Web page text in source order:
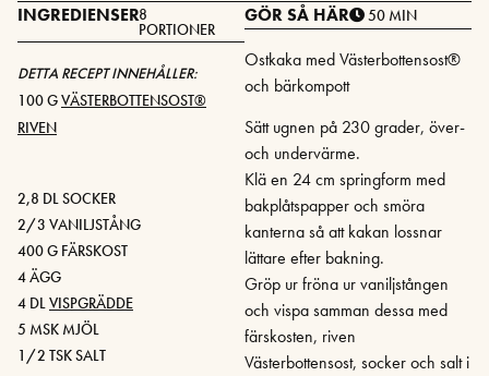
INGREDIENSER8
PORTIONER
DETTA RECEPT INNEHÅLLER:
100 GVÄSTERBOTTENSOST®
RIVEN
2,8 DL SOCKER
2/3 VANILJSTÅNG
400 G FÄRSKOST
4 ÄGG
4 DLVISPGRÄDDE
5 MSK MJÖL
1/2 TSK SALT
GÖR SÅ HÄR 50 MIN
Ostkaka med Västerbottensost®
och bärkompott
Sätt ugnen på 230 grader, över-
och undervärme.
Klä en 24 cm springform med
bakplåtspapper och smöra
kanterna så att kakan lossnar
lättare efter bakning.
Gröp ur fröna ur vaniljstången
och vispa samman dessa med
färskosten, riven
Västerbottensost, socker och salt i